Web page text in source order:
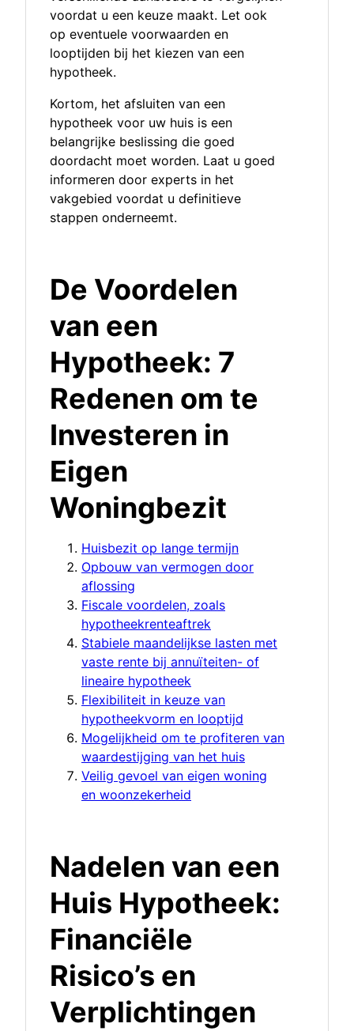
voordat u een keuze maakt. Let ook
op eventuele voorwaarden en
looptijden bij het kiezen van een
hypotheek.
Kortom, het afsluiten van een
hypotheek voor uw huis is een
belangrijke beslissing die goed
doordacht moet worden. Laat u goed
informeren door experts in het
vakgebied voordat u definitieve
stappen onderneemt.
De Voordelen
van een
Hypotheek: 7
Redenen om te
Investeren in
Eigen
Woningbezit
Huisbezit op lange termijn
Opbouw van vermogen door
aflossing
Fiscale voordelen, zoals
hypotheekrenteaftrek
Stabiele maandelijkse lasten met
vaste rente bij annuïteiten- of
lineaire hypotheek
Flexibiliteit in keuze van
hypotheekvorm en looptijd
Mogelijkheid om te profiteren van
waardestijging van het huis
Veilig gevoel van eigen woning
en woonzekerheid
Nadelen van een
Huis Hypotheek:
Financiële
Risico’s en
Verplichtingen